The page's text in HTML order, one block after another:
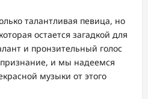
талантливая певица, но
остается загадкой для
и пронзительный голос
и мы надеемся
музыки от этого